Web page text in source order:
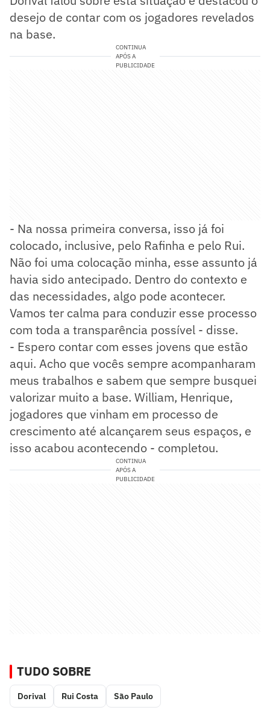
desejo de contar com os jogadores revelados
na base.
CONTINUA
APÓS A
PUBLICIDADE
- Na nossa primeira conversa, isso já foi
colocado, inclusive, pelo Rafinha e pelo Rui.
Não foi uma colocação minha, esse assunto já
havia sido antecipado. Dentro do contexto e
das necessidades, algo pode acontecer.
Vamos ter calma para conduzir esse processo
com toda a transparência possível - disse.
- Espero contar com esses jovens que estão
aqui. Acho que vocês sempre acompanharam
meus trabalhos e sabem que sempre busquei
valorizar muito a base. William, Henrique,
jogadores que vinham em processo de
crescimento até alcançarem seus espaços, e
isso acabou acontecendo - completou.
CONTINUA
APÓS A
PUBLICIDADE
TUDO SOBRE
Dorival Rui Costa São Paulo